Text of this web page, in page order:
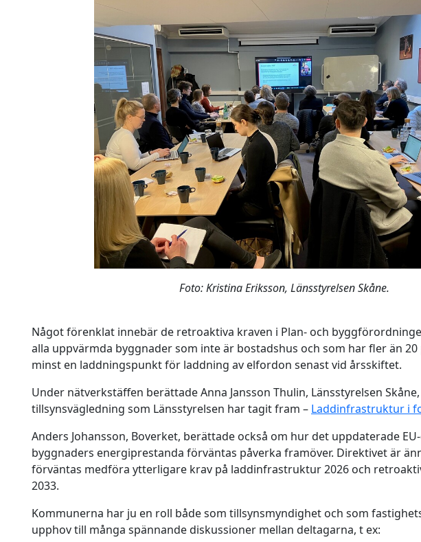
Foto: Kristina Eriksson, Länsstyrelsen Skåne.
Något förenklat innebär de retroaktiva kraven i Plan- och
alla uppvärmda byggnader som inte är bostadshus och som har fler än
minst en laddningspunkt för laddning av elfordon senast vid årsskiftet.
Under nätverkstäffen berättade Anna Jansson Thulin, Länsstyrelsen
tillsynsvägledning som Länsstyrelsen har tagit fram – Laddinfrastruktur i
Anders Johansson, Boverket, berättade också om hur det uppdaterade
byggnaders energiprestanda förväntas påverka framöver. Direktivet är
förväntas medföra ytterligare krav på laddinfrastruktur 2026 och
2033.
Kommunerna har ju en roll både som tillsynsmyndighet och som
upphov till många spännande diskussioner mellan deltagarna, t ex: